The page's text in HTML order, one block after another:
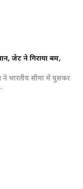
जेट ने गिराया बम,
ने भारतीय सीमा में घुसकर